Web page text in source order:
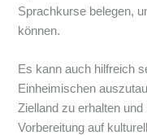
Sprachkurse belegen,
können.
Es kann auch hilfreich
Einheimischen
Zielland zu erhalten
Vorbereitung auf